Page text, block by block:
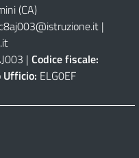
(CA)
|
| Codice fiscale:
Ufficio: ELG0EF